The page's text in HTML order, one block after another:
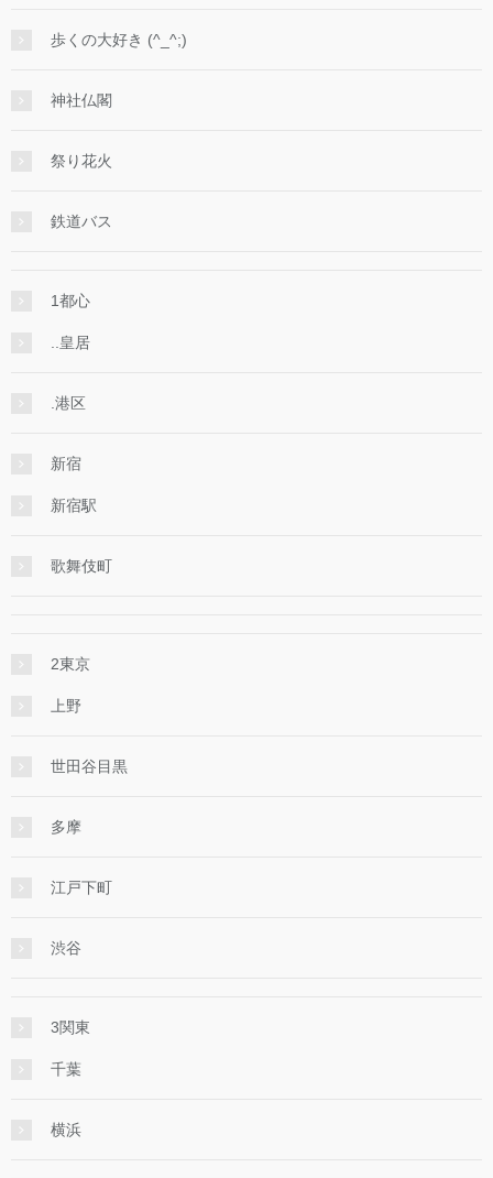
歩くの大好き (^_^;)
神社仏閣
祭り花火
鉄道バス
1都心
..皇居
.港区
新宿
新宿駅
歌舞伎町
2東京
上野
世田谷目黒
多摩
江戸下町
渋谷
3関東
千葉
横浜